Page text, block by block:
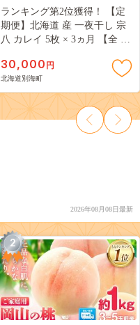
ランキング第2位獲得！ 【定
期便】北海道 産 一夜干し 宗
八 カレイ 5枚 × 3ヵ月 【全 3
30,000 円
北海道別海町
2026年08月08日最新
2